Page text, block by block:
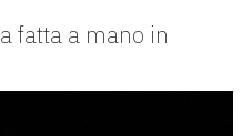
fatta a mano in